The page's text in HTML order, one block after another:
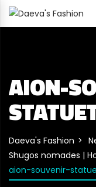
AION-
Daeva's Fashion
Shugos nomades |
aion-souvenir-